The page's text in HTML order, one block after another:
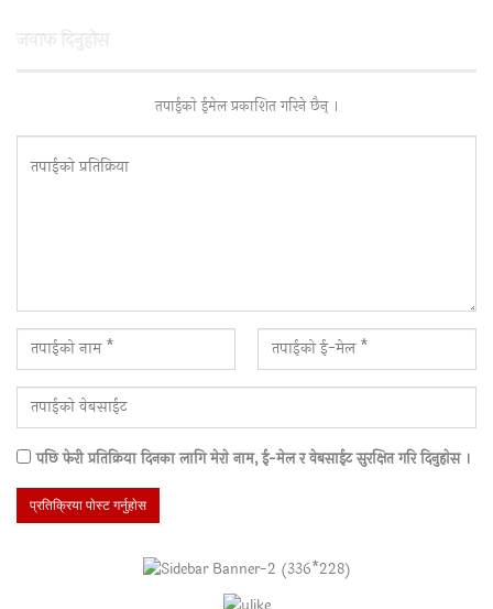
जवाफ दिनुहाेस
तपाईकाे ईमेल प्रकाशित गरिने छैन् ।
पछि फेरी प्रतिक्रिया दिनका लागि मेराे नाम, ई-मेल र वेबसाईट सुरक्षित गरि दिनुहाेस ।